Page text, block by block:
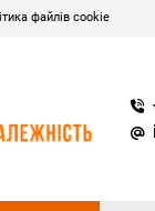
файлів cookie